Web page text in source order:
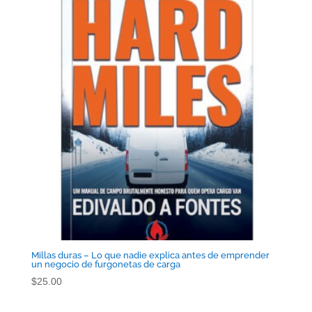
Millas duras – Lo que nadie explica antes de emprender
un negocio de furgonetas de carga
$25.00